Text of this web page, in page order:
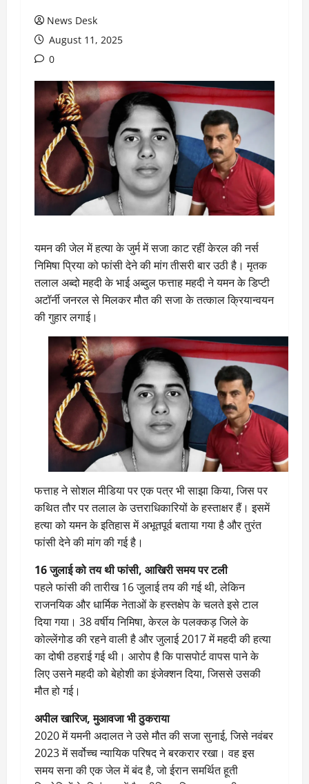
News Desk
August 11, 2025
0
यमन की जेल में हत्या के जुर्म में सजा काट रहीं केरल की नर्स
निमिषा प्रिया को फांसी देने की मांग तीसरी बार उठी है। मृतक
तलाल अब्दो महदी के भाई अब्दुल फत्ताह महदी ने यमन के डिप्टी
अटॉर्नी जनरल से मिलकर मौत की सजा के तत्काल क्रियान्वयन
की गुहार लगाई।
फत्ताह ने सोशल मीडिया पर एक पत्र भी साझा किया, जिस पर
कथित तौर पर तलाल के उत्तराधिकारियों के हस्ताक्षर हैं। इसमें
हत्या को यमन के इतिहास में अभूतपूर्व बताया गया है और तुरंत
फांसी देने की मांग की गई है।
16 जुलाई को तय थी फांसी, आखिरी समय पर टली
पहले फांसी की तारीख 16 जुलाई तय की गई थी, लेकिन
राजनयिक और धार्मिक नेताओं के हस्तक्षेप के चलते इसे टाल
दिया गया। 38 वर्षीय निमिषा, केरल के पलक्कड़ जिले के
कोल्लेंगोड की रहने वाली है और जुलाई 2017 में महदी की हत्या
का दोषी ठहराई गई थी। आरोप है कि पासपोर्ट वापस पाने के
लिए उसने महदी को बेहोशी का इंजेक्शन दिया, जिससे उसकी
मौत हो गई।
अपील खारिज, मुआवजा भी ठुकराया
2020 में यमनी अदालत ने उसे मौत की सजा सुनाई, जिसे नवंबर
2023 में सर्वोच्च न्यायिक परिषद ने बरकरार रखा। वह इस
समय सना की एक जेल में बंद है, जो ईरान समर्थित हूती